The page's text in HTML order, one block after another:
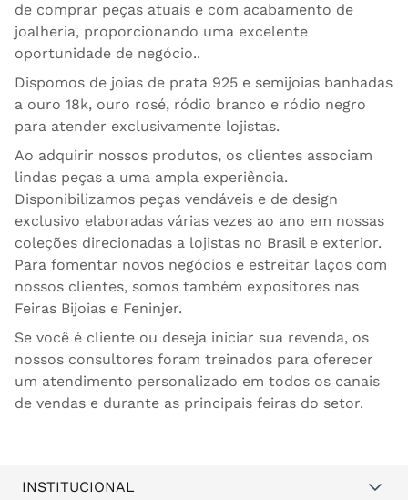
de comprar peças atuais e com acabamento de
joalheria, proporcionando uma excelente
oportunidade de negócio..
Dispomos de joias de prata 925 e semijoias banhadas
a ouro 18k, ouro rosé, ródio branco e ródio negro
para atender exclusivamente lojistas.
Ao adquirir nossos produtos, os clientes associam
lindas peças a uma ampla experiência.
Disponibilizamos peças vendáveis e de design
exclusivo elaboradas várias vezes ao ano em nossas
coleções direcionadas a lojistas no Brasil e exterior.
Para fomentar novos negócios e estreitar laços com
nossos clientes, somos também expositores nas
Feiras Bijoias e Feninjer.
Se você é cliente ou deseja iniciar sua revenda, os
nossos consultores foram treinados para oferecer
um atendimento personalizado em todos os canais
de vendas e durante as principais feiras do setor.
INSTITUCIONAL